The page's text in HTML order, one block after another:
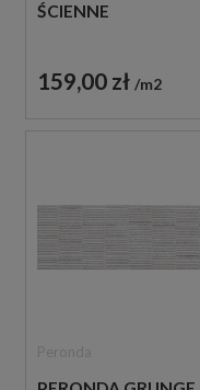
ŚCIENNE
159,00 zł m2